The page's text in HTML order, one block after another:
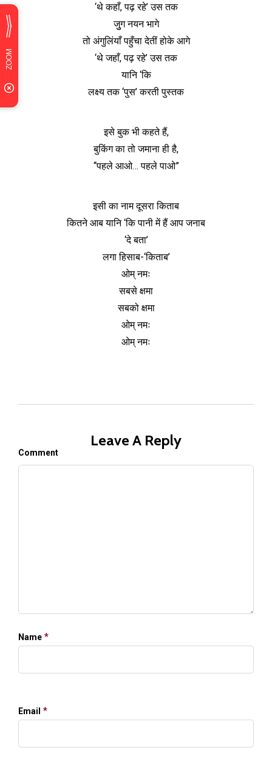
‘थे कहाँ, पढ़ रहे’ उस तक
जुुग नयन भागे
तो अंगुलिंयाँ पहुँचा देतीं होके आगे
‘थे जहाँ, पढ़ रहे’ उस तक
यानि ‘कि
लक्ष्य तक ‘पुस’ करती पुस्तक
इसे बुक भी कहते हैं,
बुकिंग का तो जमाना ही है,
“पहले आओ… पहले पाओ”
इसी का नाम दूसरा किताब
कितने आब यानि ‘कि पानी में हैं आप जनाब
‘दे बता’
लगा हिसाब-‘किताब’
ओम् नमः
सबसे क्षमा
सबको क्षमा
ओम् नमः
ओम् नमः
Leave A Reply
Comment
Name *
Email *